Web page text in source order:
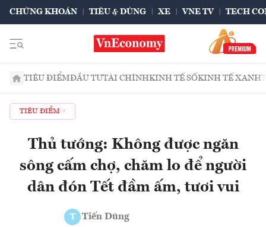
CHỨNG KHOÁN TIÊU & DÙNG XE VNE TV TECH
TIÊU ĐIỂMĐẦU TƯTÀI CHÍNHKINH TẾ SỐKINH TẾ XANH
TIÊU ĐIỂM
Thủ tướng: Không được ngăn
sông cấm chợ, chăm lo để người
dân đón Tết đầm ấm, tươi vui
T Tiến Dũng